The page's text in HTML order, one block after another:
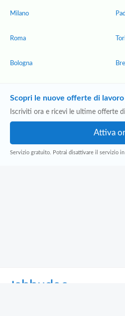
Milano
Roma
Bologna
Scopri le nuove offerte di
Iscriviti ora e ricevi le ultime offerte
Servizio gratuito. Potrai disattivare il servizio
Jobbydoo